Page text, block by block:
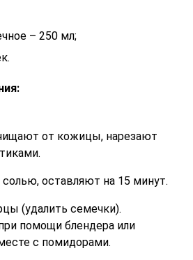
– 250 мл;
от кожицы, нарезают
оставляют на 15 минут.
(удалить семечки).
помощи блендера или
с помидорами.